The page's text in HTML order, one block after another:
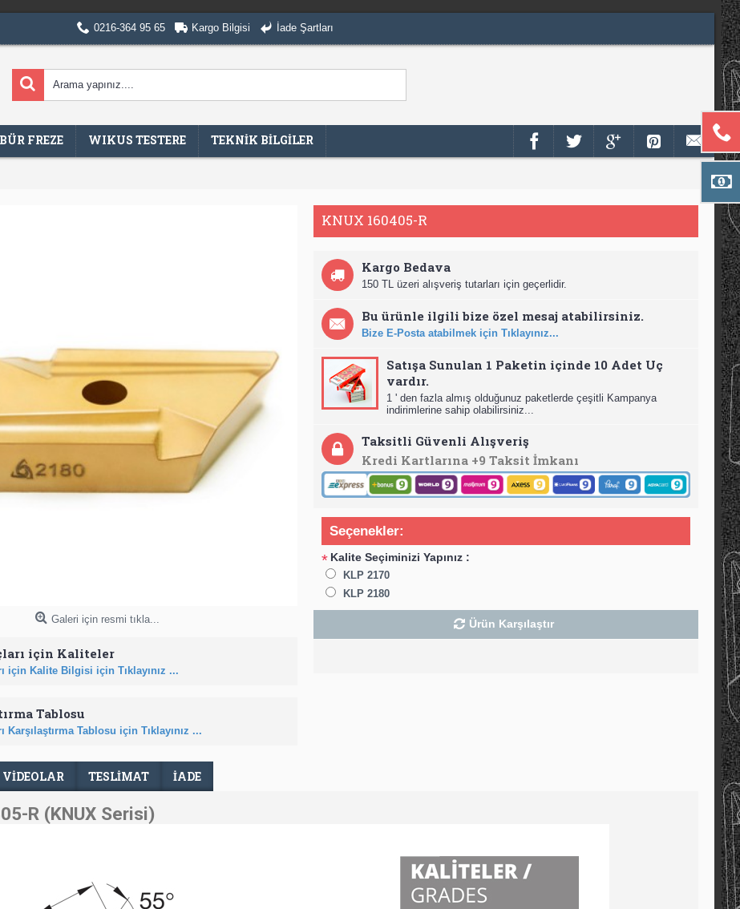
0216-364 95 65 Kargo Bilgisi İade Şartları
FREZE WIKUS TESTERE TEKNİK BİLGİLER
Galeri için resmi tıkla...
için Kaliteler
için Kalite Bilgisi için Tıklayınız ...
Tablosu
Karşılaştırma Tablosu için Tıklayınız ...
KNUX 160405-R
Kargo Bedava
150 TL üzeri alışveriş tutarları için geçerlidir.
Bu ürünle ilgili bize özel mesaj atabilirsiniz.
Bize E-Posta atabilmek için Tıklayınız...
Satışa Sunulan 1 Paketin içinde 10 Adet Uç
vardır.
1 ' den fazla almış olduğunuz paketlerde çeşitli Kampanya
indirimlerine sahip olabilirsiniz...
Taksitli Güvenli Alışveriş
Kredi Kartlarına +9 Taksit İmkanı
Seçenekler:
* Kalite Seçiminizi Yapınız :
KLP 2170
KLP 2180
Ürün Karşılaştır
VIDEOLAR TESLIMAT İADE
R (KNUX Serisi)